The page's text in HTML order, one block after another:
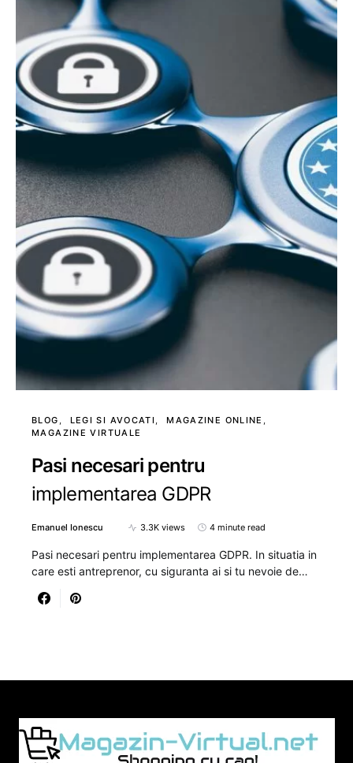
BLOG LEGI SI AVOCATI
MAGAZINE ONLINE
MAGAZINE VIRTUALE
Pasi necesari pentru
implementarea GDPR
Emanuel Ionescu 3.3K views 4 minute read
Pasi necesari pentru implementarea GDPR. In situatia in
care esti antreprenor, cu siguranta ai si tu nevoie de…